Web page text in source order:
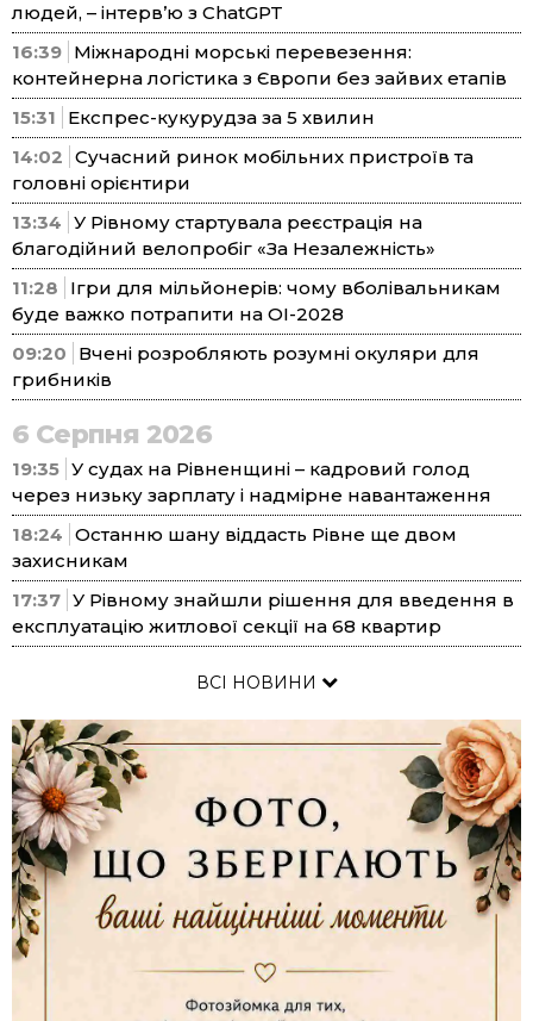
людей, – інтерв’ю з ChatGPT
16:39 Міжнародні морські перевезення:
контейнерна логістика з Європи без зайвих етапів
15:31
Експрес-кукурудза за 5 хвилин
14:02 Сучасний ринок мобільних пристроїв та
головні орієнтири
13:34 У Рівному стартувала реєстрація на
благодійний велопробіг «За Незалежність»
11:28
Ігри для мільйонерів: чому вболівальникам
буде важко потрапити на ОІ-2028
09:20
Вчені розробляють розумні окуляри для
грибників
6 Серпня 2026
19:35 У судах на Рівненщині – кадровий голод
через низьку зарплату і надмірне навантаження
18:24 Останню шану віддасть Рівне ще двом
захисникам
17:37 У Рівному знайшли рішення для введення в
експлуатацію житлової секції на 68 квартир
ВСІ НОВИНИ